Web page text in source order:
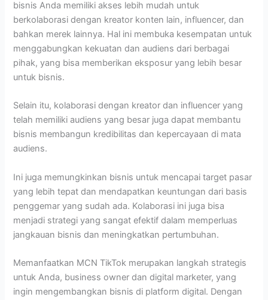
bisnis Anda memiliki akses lebih mudah untuk
berkolaborasi dengan kreator konten lain, influencer, dan
bahkan merek lainnya. Hal ini membuka kesempatan untuk
menggabungkan kekuatan dan audiens dari berbagai
pihak, yang bisa memberikan eksposur yang lebih besar
untuk bisnis.
Selain itu, kolaborasi dengan kreator dan influencer yang
telah memiliki audiens yang besar juga dapat membantu
bisnis membangun kredibilitas dan kepercayaan di mata
audiens.
Ini juga memungkinkan bisnis untuk mencapai target pasar
yang lebih tepat dan mendapatkan keuntungan dari basis
penggemar yang sudah ada. Kolaborasi ini juga bisa
menjadi strategi yang sangat efektif dalam memperluas
jangkauan bisnis dan meningkatkan pertumbuhan.
Memanfaatkan MCN TikTok merupakan langkah strategis
untuk Anda, business owner dan digital marketer, yang
ingin mengembangkan bisnis di platform digital. Dengan